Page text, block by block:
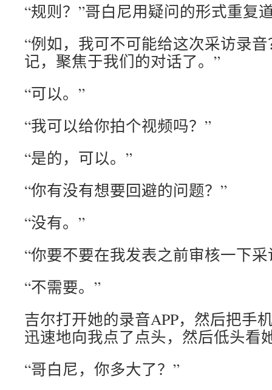
“规则？”哥白尼用疑问的形式重复
“例如，我可不可能给这次采访录
记，聚焦于我们的对话了。”
“可以。”
“我可以给你拍个视频吗？”
“是的，可以。”
“你有没有想要回避的问题？”
“没有。”
“你要不要在我发表之前审核一下
“不需要。”
吉尔打开她的录音APP，然后把手
迅速地向我点了点头，然后低头看
“哥白尼，你多大了？”